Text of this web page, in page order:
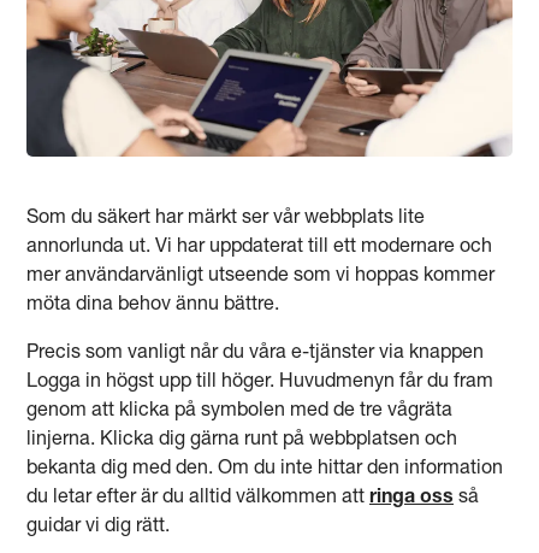
Som du säkert har märkt ser vår webbplats lite
annorlunda ut. Vi har uppdaterat till ett modernare och
mer användarvänligt utseende som vi hoppas kommer
möta dina behov ännu bättre.
Precis som vanligt når du våra e-tjänster via knappen
Logga in högst upp till höger. Huvudmenyn får du fram
genom att klicka på symbolen med de tre vågräta
linjerna. Klicka dig gärna runt på webbplatsen och
bekanta dig med den. Om du inte hittar den information
du letar efter är du alltid välkommen att ringa oss så
guidar vi dig rätt.